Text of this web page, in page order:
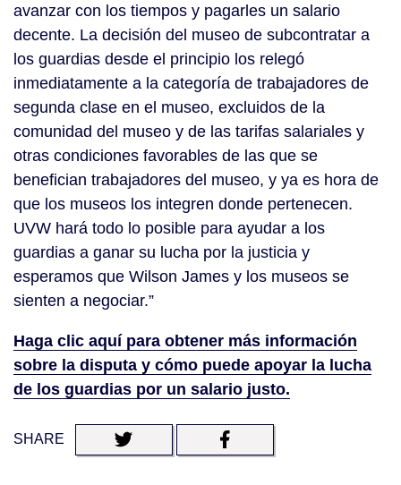
avanzar con los tiempos y pagarles un salario
decente. La decisión del museo de subcontratar a
los guardias desde el principio los relegó
inmediatamente a la categoría de trabajadores de
segunda clase en el museo, excluidos de la
comunidad del museo y de las tarifas salariales y
otras condiciones favorables de las que se
benefician trabajadores del museo, y ya es hora de
que los museos los integren donde pertenecen.
UVW hará todo lo posible para ayudar a los
guardias a ganar su lucha por la justicia y
esperamos que Wilson James y los museos se
sienten a negociar.”
Haga clic aquí para obtener más información
sobre la disputa y cómo puede apoyar la lucha
de los guardias por un salario justo.
SHARE